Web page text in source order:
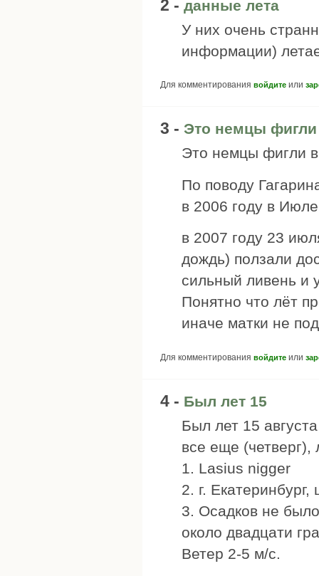
2 - данные лета
У них очень
информации)
Для комментирования войдите или
3 - Это немцы фигли
Это немцы фигли
По поводу
в 2006 году в
в 2007 году 23
дождь) ползали
сильный ливень и
Понятно что лёт
иначе матки не
Для комментирования войдите или
4 - Был лет 15
Был лет 15
все еще
1. Lasius nigger
2. г.
3. Осадков не
около двадцати
Ветер 2-5 м/с.